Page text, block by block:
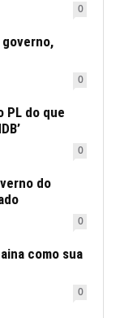
0
0
PL do que
0
do
0
como sua
0